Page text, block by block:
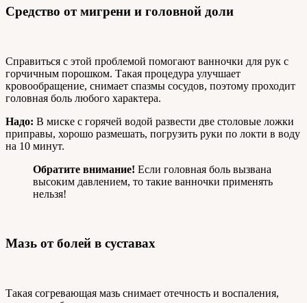
Средство от мигрени и головной доли
Справиться с этой проблемой помогают ванночки для рук с
горчичным порошком. Такая процедура улучшает
кровообращение, снимает спазмы сосудов, поэтому проходит
головная боль любого характера.
Надо: В миске с горячей водой развести две столовые ложки
приправы, хорошо размешать, погрузить руки по локти в воду
на 10 минут.
Обратите внимание! Если головная боль вызвана
высоким давлением, то такие ванночки применять
нельзя!
Мазь от болей в суставах
Такая согревающая мазь снимает отечность и воспаления,